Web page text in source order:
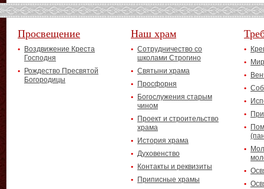
Просвещение
Воздвижение Креста
Господня
Рождество Пресвятой
Богородицы
Наш храм
Сотрудничество со
школами Строгино
Святыни храма
Просфорня
Богослужения старым
чином
Проект и строительство
храма
История храма
Духовенство
Контакты и реквизиты
Приписные храмы